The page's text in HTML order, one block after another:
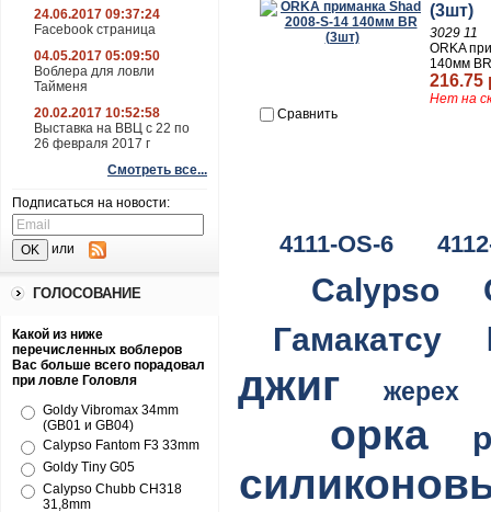
24.06.2017 09:37:24
Facebook страница
04.05.2017 05:09:50
Воблера для ловли
Тайменя
20.02.2017 10:52:58
Выставка на ВВЦ с 22 по
26 февраля 2017 г
Смотреть все...
Подписаться на новости:
или
ГОЛОСОВАНИЕ
Какой из ниже
перечисленных воблеров
Вас больше всего порадовал
при ловле Головля
Goldy Vibromax 34mm
(GB01 и GB04)
Calypso Fantom F3 33mm
Goldy Tiny G05
Calypso Chubb CH318
31,8mm
(3шт)
3029 11
ORKA
140мм
216.75
Нет на
Сравнить
4111-OS-6
Calypso
Гамакатсу
джиг
жерех
орка